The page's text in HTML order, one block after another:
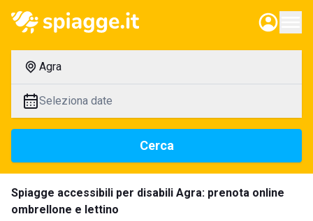
Agra
Seleziona date
Cerca
Spiagge accessibili per disabili Agra: prenota online
ombrellone e lettino